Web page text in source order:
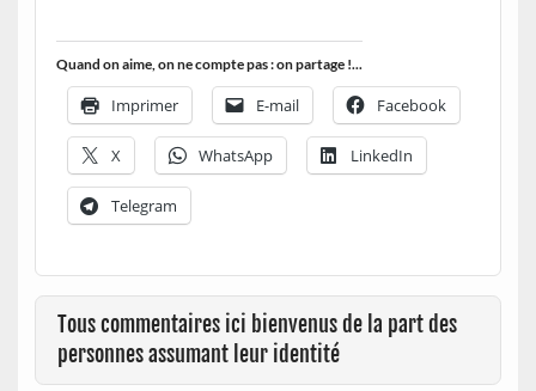
Quand on aime, on ne compte pas : on partage !...
Imprimer E-mail Facebook
X WhatsApp LinkedIn
Telegram
Tous commentaires ici bienvenus de la part des
personnes assumant leur identité